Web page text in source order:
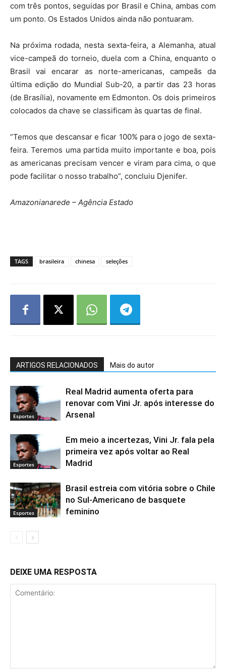
com três pontos, seguidas por Brasil e China, ambas com
um ponto. Os Estados Unidos ainda não pontuaram.
Na próxima rodada, nesta sexta-feira, a Alemanha, atual
vice-campeã do torneio, duela com a China, enquanto o
Brasil vai encarar as norte-americanas, campeãs da
última edição do Mundial Sub-20, a partir das 23 horas
(de Brasília), novamente em Edmonton. Os dois primeiros
colocados da chave se classificam às quartas de final.
“Temos que descansar e ficar 100% para o jogo de sexta-
feira. Teremos uma partida muito importante e boa, pois
as americanas precisam vencer e viram para cima, o que
pode facilitar o nosso trabalho”, concluiu Djenifer.
Amazonianarede – Agência Estado
TAGS brasileira chinesa seleções
ARTIGOS RELACIONADOS Mais do autor
Esportes
Real Madrid aumenta oferta para
renovar com Vini Jr. após interesse do
Arsenal
Esportes
Em meio a incertezas, Vini Jr. fala pela
primeira vez após voltar ao Real
Madrid
Esportes
Brasil estreia com vitória sobre o Chile
no Sul-Americano de basquete
feminino
DEIXE UMA RESPOSTA